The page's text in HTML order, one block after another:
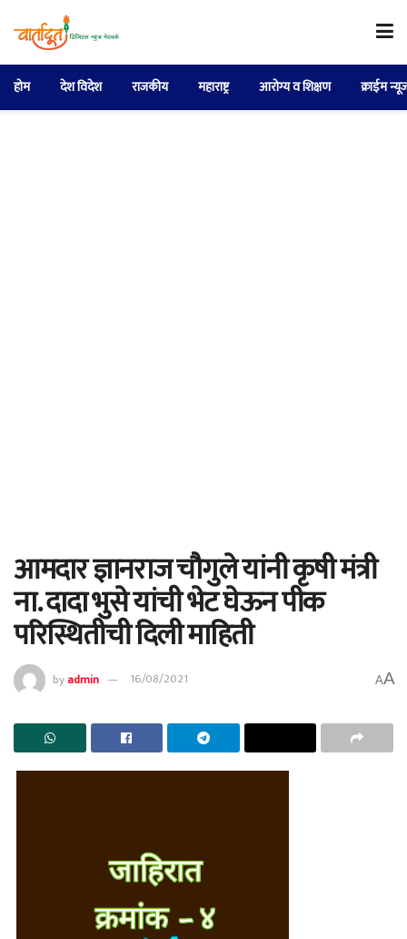
होम देश विदेश राजकीय महाराष्ट्र आरोग्य व शिक्षण क्राईम
आमदार ज्ञानराज चौगुले यांनी कृषी मंत्री
ना. दादा भुसे यांची भेट घेऊन पीक
परिस्थितीची दिली माहिती
byadmin 16/08/2021 AA